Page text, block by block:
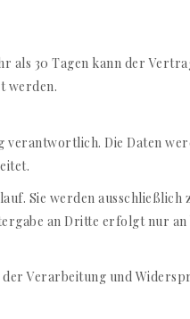
als 30 Tagen kann der
werden.
Die Daten
Sie werden ausschließlich
an Dritte erfolgt nur
Verarbeitung und